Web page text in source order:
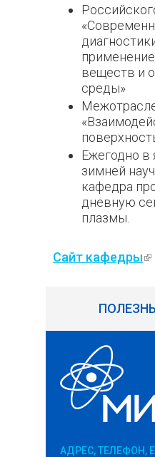
веществ и
среды»
Ежегодно в
зимней
кафедра
дневную
плазмы.
Сайт кафедры
АДРЕС, ТЕЛЕФОН,